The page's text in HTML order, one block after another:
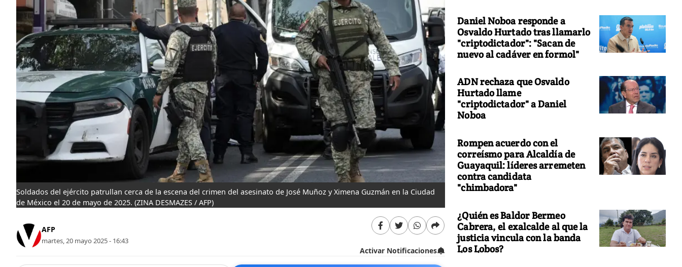
Soldados del ejército patrullan cerca de la escena del crimen del asesinato de José Muñoz y Ximena Guzmán en la Ciudad
de México el 20 de mayo de 2025. (ZINA DESMAZES / AFP)
AFP
martes, 20 mayo 2025 - 16:43
Activar Notificaciones
Daniel Noboa responde a
Osvaldo Hurtado tras llamarlo
"criptodictador": "Sacan de
nuevo al cadáver en formol"
ADN rechaza que Osvaldo
Hurtado llame
"criptodictador" a Daniel
Noboa
Rompen acuerdo con el
correísmo para Alcaldía de
Guayaquil: líderes arremeten
contra candidata
"chimbadora"
¿Quién es Baldor Bermeo
Cabrera, el exalcalde al que la
justicia vincula con la banda
Los Lobos?